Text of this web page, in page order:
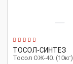
ТОСОЛ-СИНТЕЗ
Тосол ОЖ-40.